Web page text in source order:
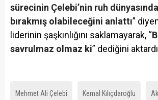
sürecinin Çelebi’nin ruh
bırakmış olabileceğini anlattı”
liderinin şaşkınlığını saklamayarak, “
savrulmaz olmaz ki” dediğini
Mehmet Ali Çelebi Kemal Kılıçdaroğlu